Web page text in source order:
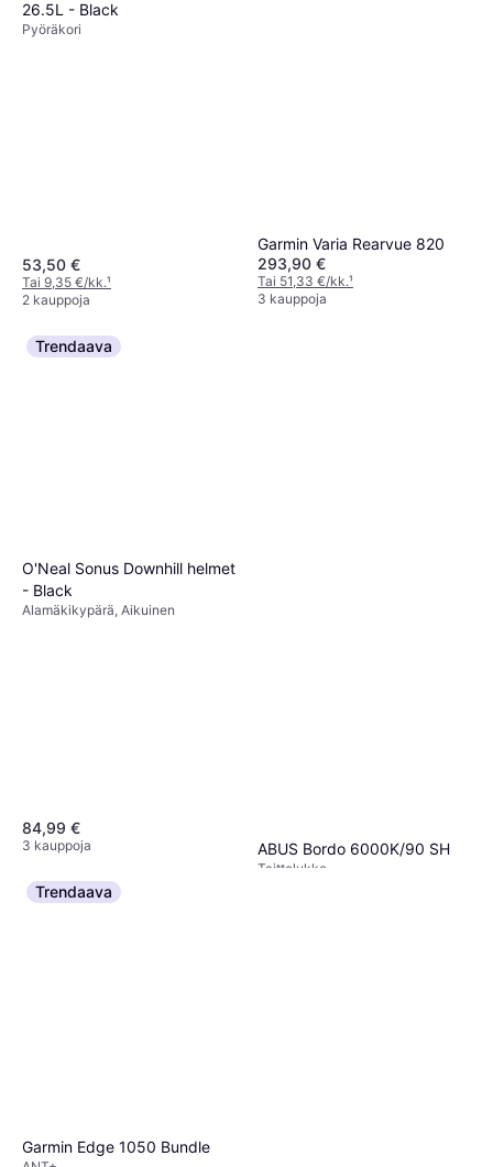
26.5L - Black
Pyöräkori
53,50 €
Tai 9,35 €/kk.¹
2 kauppoja
Garmin Varia Rearvue 820
293,90 €
Tai 51,33 €/kk.¹
3 kauppoja
Trendaava
O'Neal Sonus Downhill helmet
- Black
Alamäkikypärä, Aikuinen
84,99 €
3 kauppoja ABUS Bordo 6000K/90 SH
Taittolukko
Trendaava
Garmin Edge 1050 Bundle